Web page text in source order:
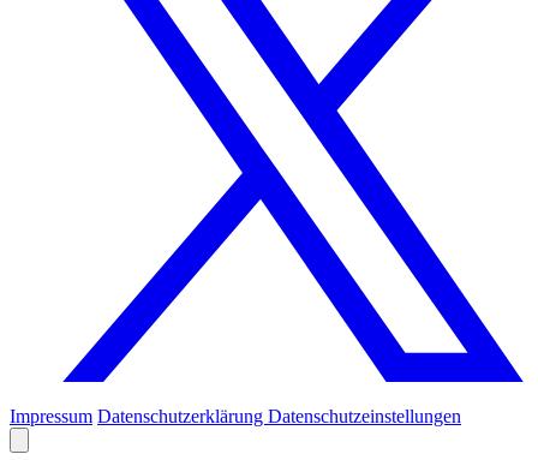
Impressum Datenschutzerklärung Datenschutzeinstellungen